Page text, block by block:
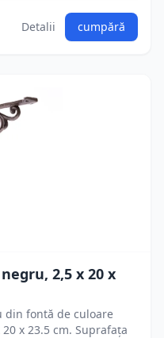
Detalii cumpără
2,5 x 20 x
din fontă de culoare
x 23.5 cm. Suprafața